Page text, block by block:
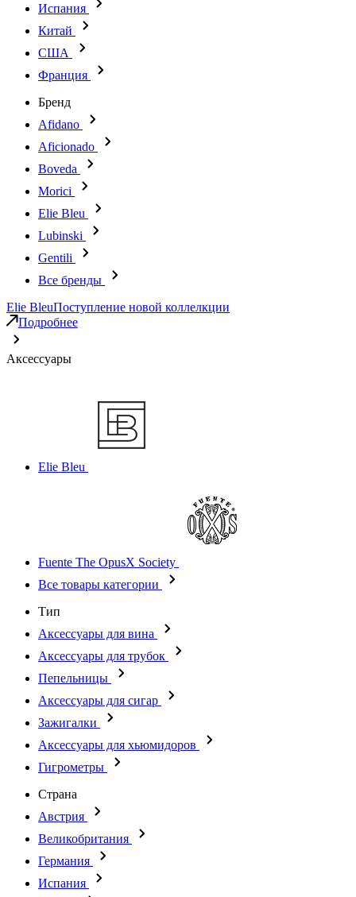
Испания
Китай
США
Франция
Бренд
Afidano
Aficionado
Boveda
Morici
Elie Bleu
Lubinski
Gentili
Все бренды
Elie BleuПоступление новой коллелкции
Подробнее
Аксессуары
Elie Bleu
Fuente The OpusX Society
Все товары категории
Тип
Аксессуары для вина
Аксессуары для трубок
Пепельницы
Аксессуары для сигар
Зажигалки
Аксессуары для хьюмидоров
Гигрометры
Страна
Австрия
Великобритания
Германия
Испания